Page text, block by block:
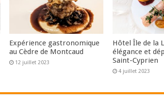
Expérience gastronomique
au Cèdre de Montcaud
12 juillet 2023
Hôtel Île de la
élégance et
Saint-Cyprien
4 juillet 2023